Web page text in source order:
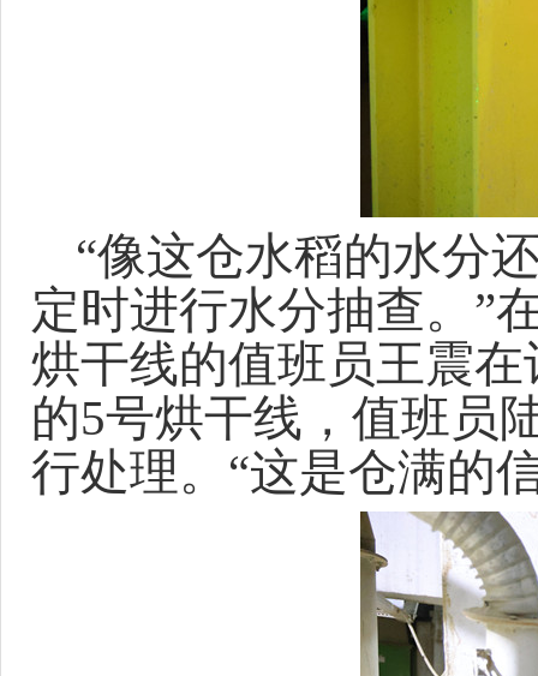
“像这仓水稻的水分
定时进行水分抽查。”
烘干线的值班员王震
的5号烘干线，值班员
行处理。“这是仓满的